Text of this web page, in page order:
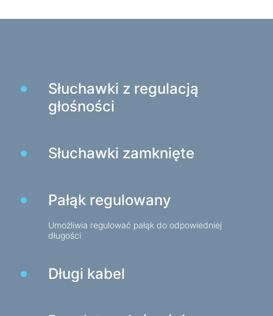
Komponenty komputerowe
Zasilacz
Ochronnik napięcia
Listwy zasilające
Listwy zasilające
Automatyczne regulatory napięcia
Słuchawki z regulacją
głośności
Słuchawki zamknięte
Pałąk regulowany
Umożliwia regulować pałąk do odpowiedniej
długości
Długi kabel